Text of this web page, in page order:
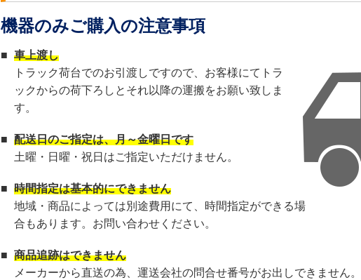
機器のみご購入の注意事項
■ 車上渡し
トラック荷台でのお引渡しですので、お客様にてトラ
ックからの荷下ろしとそれ以降の運搬をお願い致しま
す。
■ 配送日のご指定は、月～金曜日です
土曜・日曜・祝日はご指定いただけません。
■ 時間指定は基本的にできません
地域・商品によっては別途費用にて、時間指定ができる場
合もあります。お問い合わせください。
■ 商品追跡はできません
メーカーから直送の為、運送会社の問合せ番号がお出しできません